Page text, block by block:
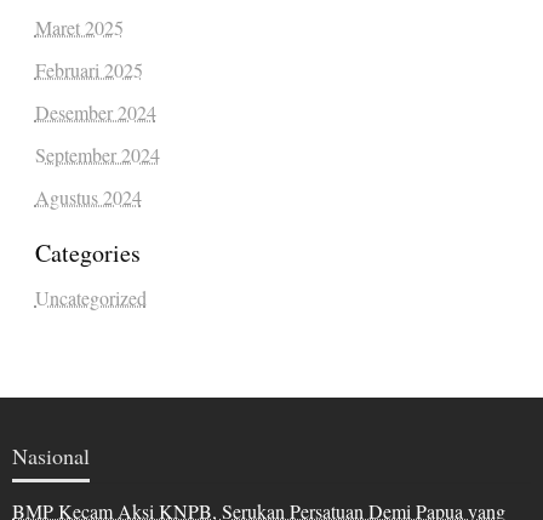
Maret 2025
Februari 2025
Desember 2024
September 2024
Agustus 2024
Categories
Uncategorized
Nasional
BMP Kecam Aksi KNPB, Serukan Persatuan Demi Papua yang